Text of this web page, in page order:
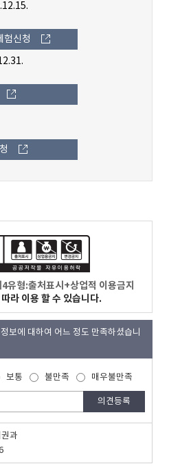
험신청
4유형:출처표시+상업적 이용금지
라 이용 할 수 있습니다.
보에 대하여 어느 정도 만족하셨습니
보통 불만족 매우불만족
과